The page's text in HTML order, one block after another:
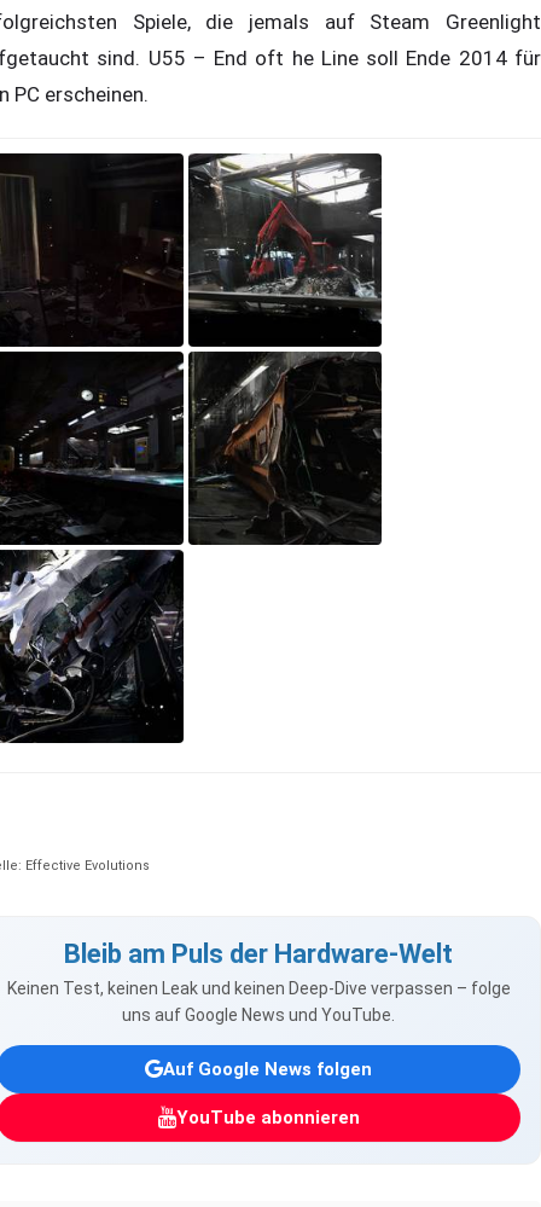
Spiele, die jemals auf Steam Greenlight
sind. U55 – End oft he Line soll Ende 2014 für
PC erscheinen.
Effective Evolutions
Bleib am Puls der Hardware-Welt
Keinen Test, keinen Leak und keinen Deep-Dive verpassen – folge
uns auf Google News und YouTube.
Auf Google News folgen
YouTube abonnieren